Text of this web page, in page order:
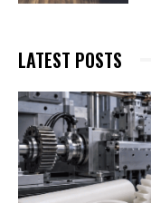
LATEST POSTS